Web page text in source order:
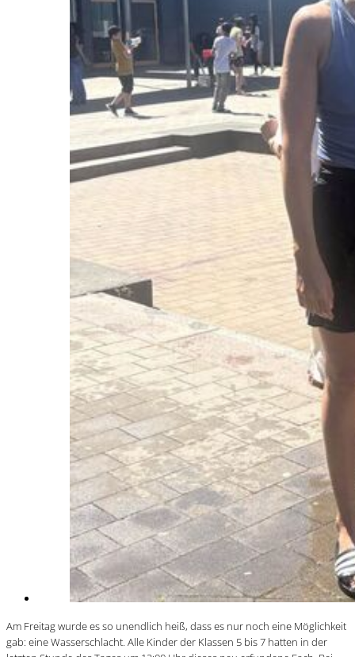
Am Freitag wurde es so unendlich heiß, dass es nur noch eine Möglichkeit
gab: eine Wasserschlacht. Alle Kinder der Klassen 5 bis 7 hatten in der